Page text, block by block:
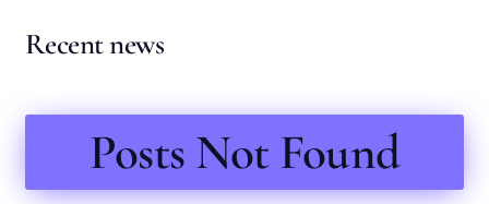
Recent news
Posts Not Found